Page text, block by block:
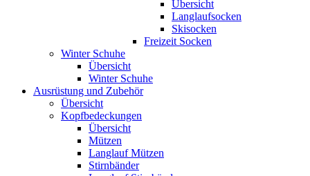
Übersicht
Langlaufsocken
Skisocken
Freizeit Socken
Winter Schuhe
Übersicht
Winter Schuhe
Ausrüstung und Zubehör
Übersicht
Kopfbedeckungen
Übersicht
Mützen
Langlauf Mützen
Stirnbänder